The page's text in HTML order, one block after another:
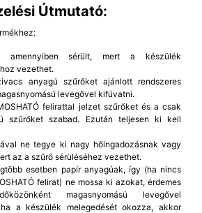
Útmutató:
amennyiben sérült, mert a készülék
vezethet.
anyagú szűrőket ajánlott rendszeres
levegővel kifúvatni.
felirattal jelzet szűrőket és a csak
szűrőket szabad. Ezután teljesen ki kell
ne tegye ki nagy hőingadozásnak vagy
az a szűrő sérüléséhez vezethet.
esetben papír anyagúak, így (ha nincs
felirat) ne mossa ki azokat, érdemes
magasnyomású levegővel
a készülék melegedését okozza, akkor